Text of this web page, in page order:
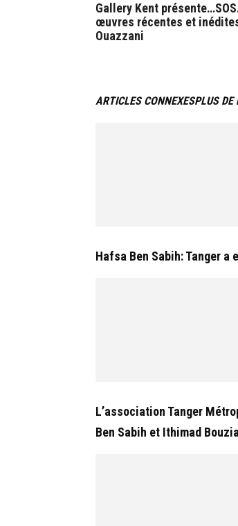
Gallery Kent
œuvres récentes et
Ouazzani
ARTICLES CONNEXESPLUS DE
Hafsa Ben Sabih: Tanger
L’association Tanger
Ben Sabih et Ithimad